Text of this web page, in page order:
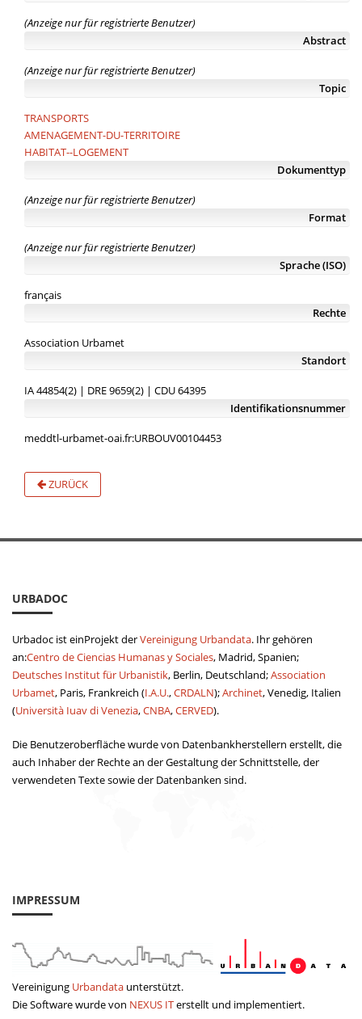
(Anzeige nur für registrierte Benutzer)
Abstract
(Anzeige nur für registrierte Benutzer)
Topic
TRANSPORTS
AMENAGEMENT-DU-TERRITOIRE
HABITAT--LOGEMENT
Dokumenttyp
(Anzeige nur für registrierte Benutzer)
Format
(Anzeige nur für registrierte Benutzer)
Sprache (ISO)
français
Rechte
Association Urbamet
Standort
IA 44854(2) | DRE 9659(2) | CDU 64395
Identifikationsnummer
meddtl-urbamet-oai.fr:URBOUV00104453
ZURÜCK
URBADOC
Urbadoc ist einProjekt derVereinigung Urbandata. Ihr gehören
an:Centro de Ciencias Humanas y Sociales, Madrid, Spanien;
Deutsches Institut für Urbanistik, Berlin, Deutschland;Association
Urbamet, Paris, Frankreich (I.A.U.,CRDALN);Archinet, Venedig, Italien
(Università Iuav di Venezia,CNBA,CERVED).
Die Benutzeroberfläche wurde von Datenbankherstellern erstellt, die
auch Inhaber der Rechte an der Gestaltung der Schnittstelle, der
verwendeten Texte sowie der Datenbanken sind.
IMPRESSUM
Vereinigung Urbandata unterstützt.
Die Software wurde von NEXUS ITerstellt und implementiert.